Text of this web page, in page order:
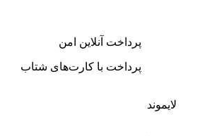
پرداخت آنلاین امن
پرداخت با کارت‌های شتاب
لایموند